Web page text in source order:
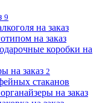
9
на заказ
на заказ
коробки на
на заказ 2
стаканов
на заказ